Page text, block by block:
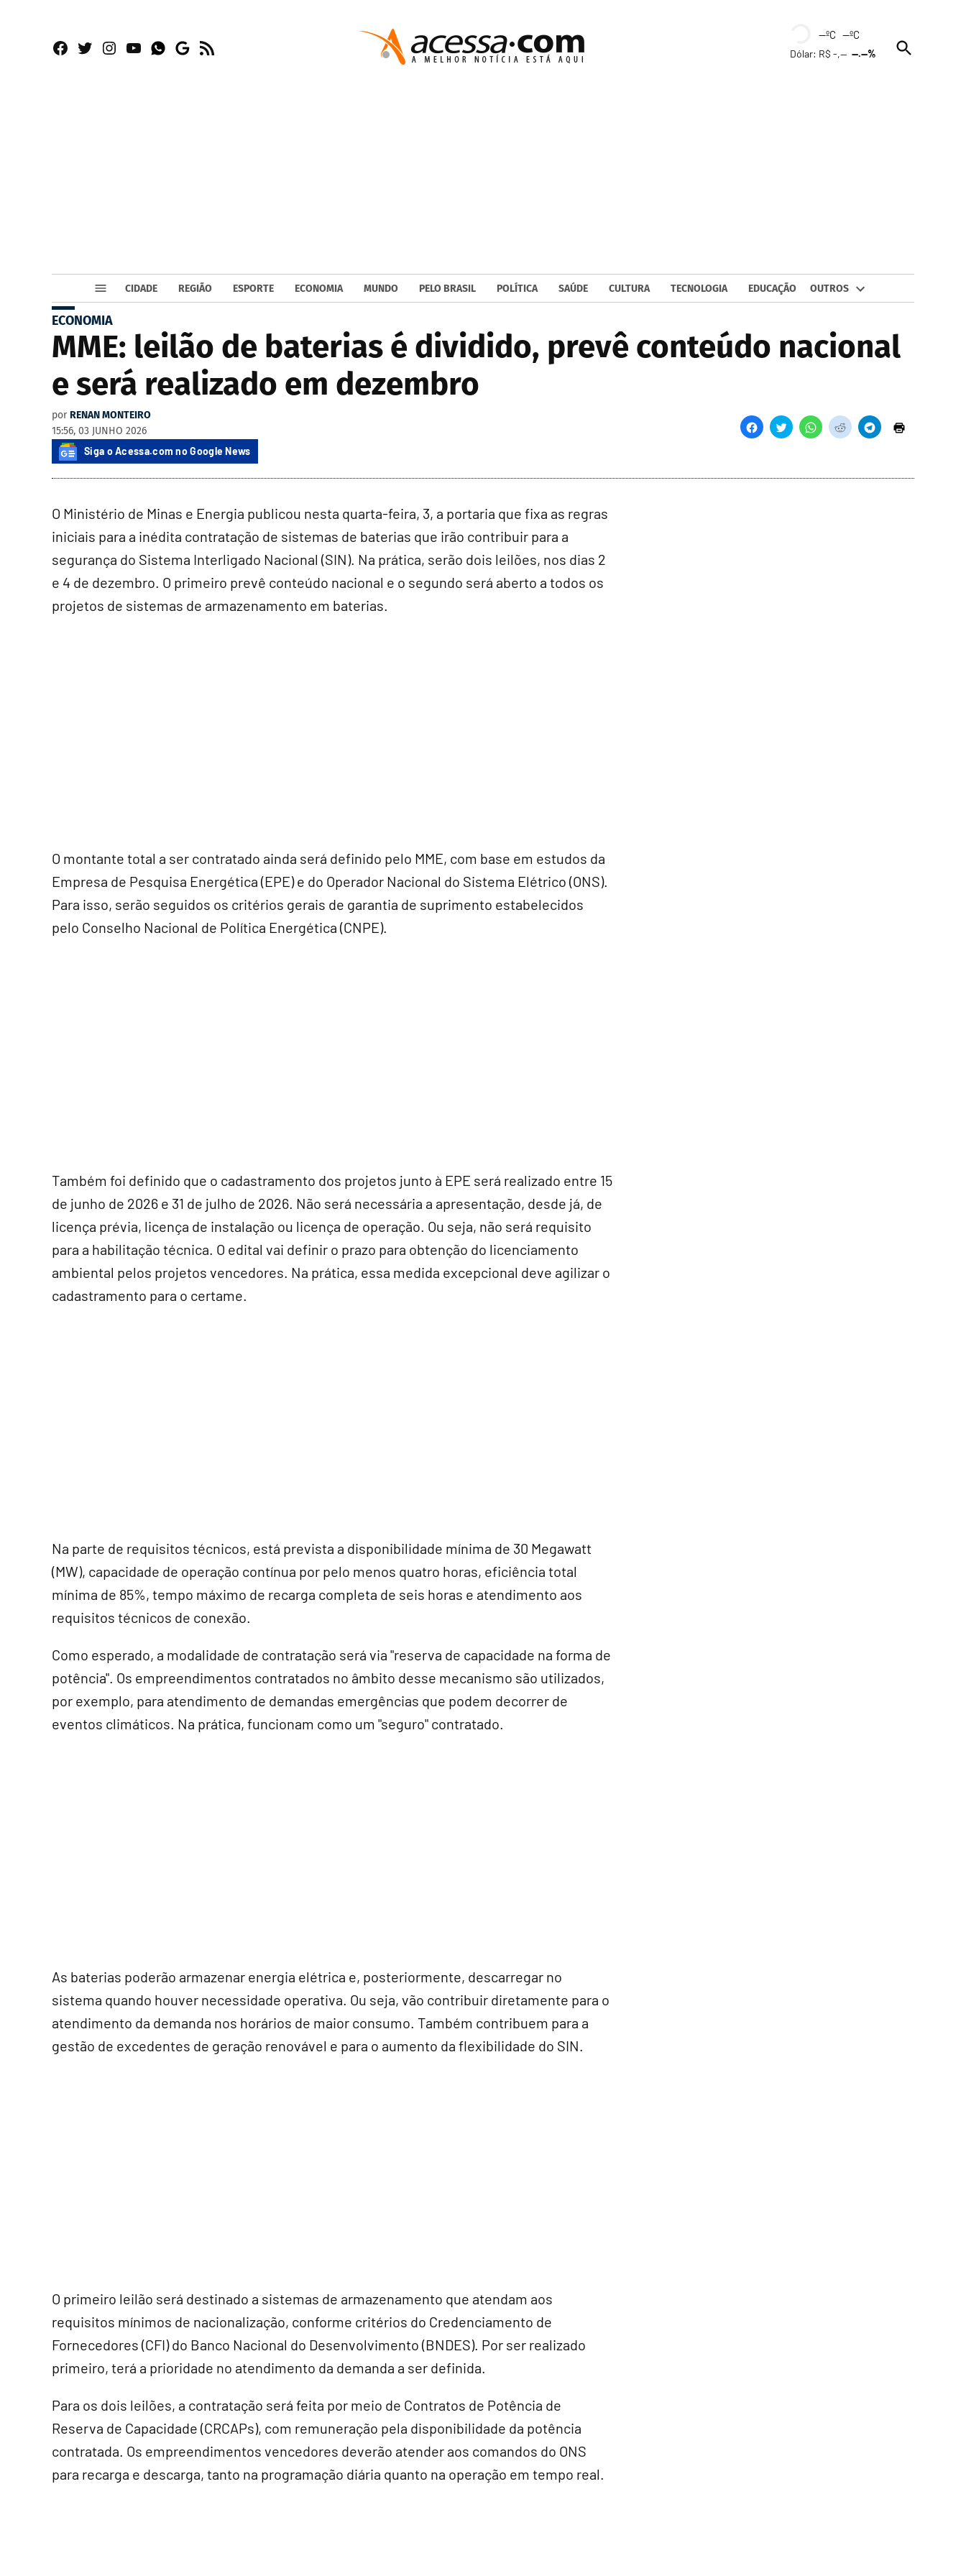
Facebook
TwitterInstagram
YouTubeWhatsapp
Google
RSS
--ºC --ºC
Dólar: R$ -,----.--%
Open
Search
CIDADE REGIÃO ESPORTE ECONOMIA MUNDO PELO BRASIL POLÍTICA SAÚDE CULTURA TECNOLOGIA EDUCAÇÃO OUTROS
ECONOMIA
MME: leilão de baterias é dividido, prevê conteúdo nacional
e será realizado em dezembro
por RENAN MONTEIRO
15:56, 03 JUNHO 2026
Siga o Acessa.com no Google News
O Ministério de Minas e Energia publicou nesta quarta-feira, 3, a portaria que fixa as regras
iniciais para a inédita contratação de sistemas de baterias que irão contribuir para a
segurança do Sistema Interligado Nacional (SIN). Na prática, serão dois leilões, nos dias 2
e 4 de dezembro. O primeiro prevê conteúdo nacional e o segundo será aberto a todos os
projetos de sistemas de armazenamento em baterias.
O montante total a ser contratado ainda será definido pelo MME, com base em estudos da
Empresa de Pesquisa Energética (EPE) e do Operador Nacional do Sistema Elétrico (ONS).
Para isso, serão seguidos os critérios gerais de garantia de suprimento estabelecidos
pelo Conselho Nacional de Política Energética (CNPE).
Também foi definido que o cadastramento dos projetos junto à EPE será realizado entre 15
de junho de 2026 e 31 de julho de 2026. Não será necessária a apresentação, desde já, de
licença prévia, licença de instalação ou licença de operação. Ou seja, não será requisito
para a habilitação técnica. O edital vai definir o prazo para obtenção do licenciamento
ambiental pelos projetos vencedores. Na prática, essa medida excepcional deve agilizar o
cadastramento para o certame.
Na parte de requisitos técnicos, está prevista a disponibilidade mínima de 30 Megawatt
(MW), capacidade de operação contínua por pelo menos quatro horas, eficiência total
mínima de 85%, tempo máximo de recarga completa de seis horas e atendimento aos
requisitos técnicos de conexão.
Como esperado, a modalidade de contratação será via "reserva de capacidade na forma de
potência". Os empreendimentos contratados no âmbito desse mecanismo são utilizados,
por exemplo, para atendimento de demandas emergências que podem decorrer de
eventos climáticos. Na prática, funcionam como um "seguro" contratado.
As baterias poderão armazenar energia elétrica e, posteriormente, descarregar no
sistema quando houver necessidade operativa. Ou seja, vão contribuir diretamente para o
atendimento da demanda nos horários de maior consumo. Também contribuem para a
gestão de excedentes de geração renovável e para o aumento da flexibilidade do SIN.
O primeiro leilão será destinado a sistemas de armazenamento que atendam aos
requisitos mínimos de nacionalização, conforme critérios do Credenciamento de
Fornecedores (CFI) do Banco Nacional do Desenvolvimento (BNDES). Por ser realizado
primeiro, terá a prioridade no atendimento da demanda a ser definida.
Para os dois leilões, a contratação será feita por meio de Contratos de Potência de
Reserva de Capacidade (CRCAPs), com remuneração pela disponibilidade da potência
contratada. Os empreendimentos vencedores deverão atender aos comandos do ONS
para recarga e descarga, tanto na programação diária quanto na operação em tempo real.